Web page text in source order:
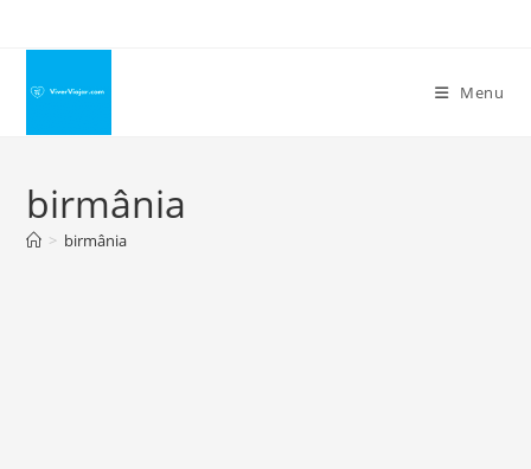
conteúdo
Menu
birmânia
> birmânia